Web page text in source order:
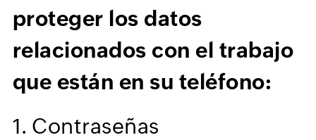
proteger los datos
relacionados con el trabajo
que están en su teléfono:
1. Contraseñas